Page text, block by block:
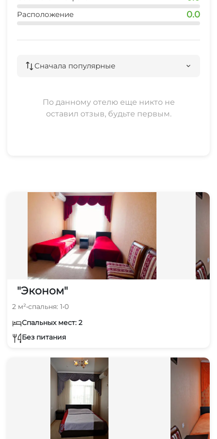
Семейные номера
Расположение 0.0
Сначала популярные
По данному отелю еще никто не
оставил отзыв, будьте первым.
"Эконом"
2 м²•спальня: 1•0
Спальных мест: 2
Без питания